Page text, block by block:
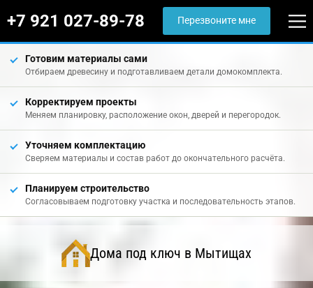
+7 921 027-89-78 Перезвоните мне
Готовим материалы сами
Отбираем древесину и подготавливаем детали домокомплекта.
Корректируем проекты
Меняем планировку, расположение окон, дверей и перегородок.
Уточняем комплектацию
Сверяем материалы и состав работ до окончательного расчёта.
Планируем строительство
Согласовываем подготовку участка и последовательность этапов.
Дома под ключ в Мытищах